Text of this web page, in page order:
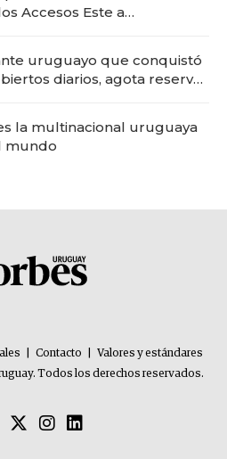
Accesos Este a
uruguayo que conquistó
diarios, agota reservas
la multinacional uruguaya
mundo
Contacto
Valores y estándares
Todos los derechos reservados.